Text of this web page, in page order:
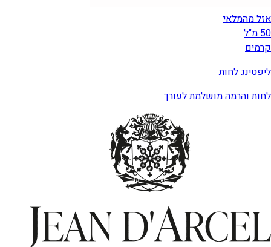
אזל מהמלאי
50 מ"ל
קרמים
ליפטינג לחות
לחות והרמה מושלמת לעורך